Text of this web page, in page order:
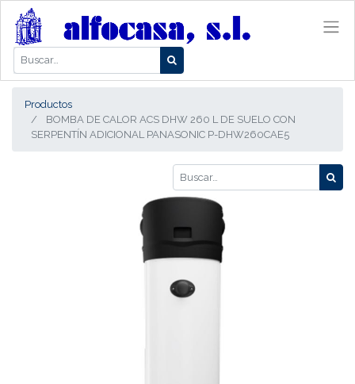
Productos
BOMBA DE CALOR ACS DHW 260 L DE SUELO CON
SERPENTÍN ADICIONAL PANASONIC P-DHW260CAE5